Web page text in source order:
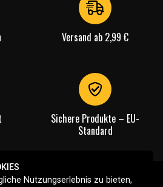
Versand ab 2,99 €
Sichere Produkte – EU-
Standard
Nutzungserlebnis zu bieten,